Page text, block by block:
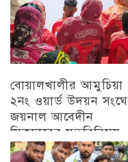
বোয়ালখালীর আমুচিয়া
২নং ওয়ার্ড উদয়ন সংঘে
জয়নাল আবেদীন
সিকদারের মতবিনিময়
অন্যান্য